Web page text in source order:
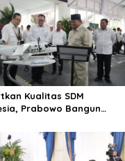
Kualitas SDM
Prabowo Bangun
Universitas Terbaik Dunia